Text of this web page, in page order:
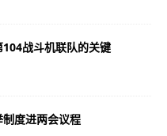
战斗机联队的关键
度进两会议程